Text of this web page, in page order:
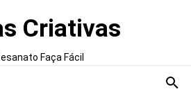
Criativas
Faça Fácil